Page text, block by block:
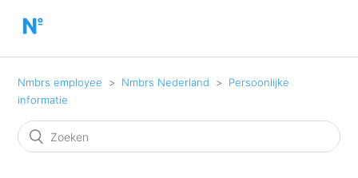
Nmbrs employee Nmbrs Nederland
Persoonlijke
informatie